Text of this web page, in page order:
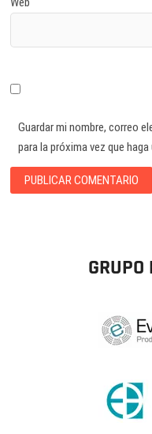
Guardar mi nombre, correo
para la próxima vez que